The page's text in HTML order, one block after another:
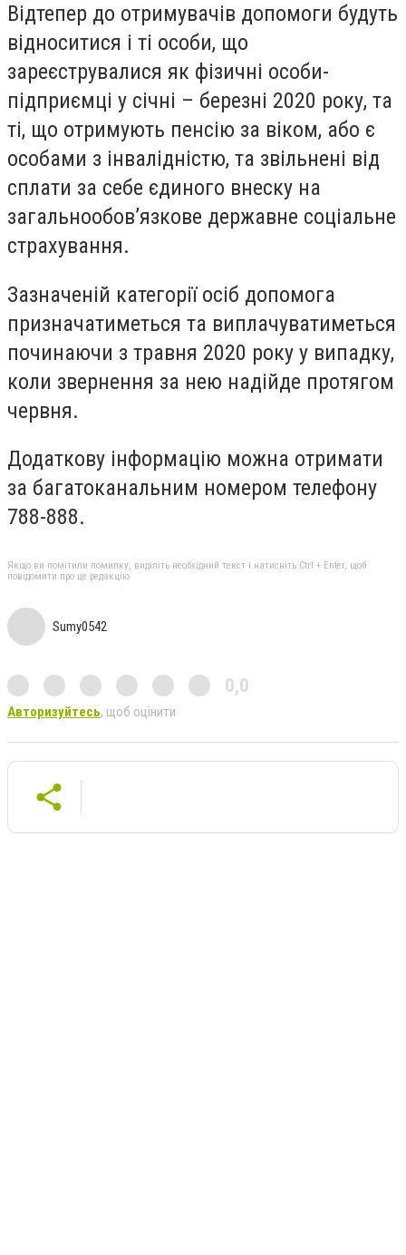
Відтепер до отримувачів допомоги будуть
відноситися і ті особи, що
зареєструвалися як фізичні особи-
підприємці у січні – березні 2020 року, та
ті, що отримують пенсію за віком, або є
особами з інвалідністю, та звільнені від
сплати за себе єдиного внеску на
загальнообов’язкове державне соціальне
страхування.
Зазначеній категорії осіб допомога
призначатиметься та виплачуватиметься
починаючи з травня 2020 року у випадку,
коли звернення за нею надійде протягом
червня.
Додаткову інформацію можна отримати
за багатоканальним номером телефону
788-888.
Якщо ви помітили помилку, виділіть необхідний текст і натисніть Ctrl + Enter, щоб
повідомити про це редакцію
Sumy0542
0,0
Авторизуйтесь, щоб оцінити